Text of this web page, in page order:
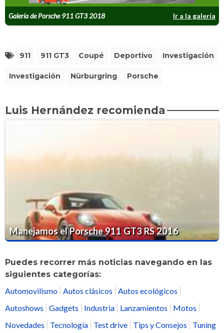
Galería de Porsche 911 GT3 2018 Ir a la galería
911 911 GT3 Coupé Deportivo Investigación
Investigación Nürburgring Porsche
Luis Hernández recomienda
Manejamos el Porsche 911 GT3 RS 2016
Puedes recorrer más noticias navegando en las
siguientes categorías:
Automovilismo Autos clásicos
Autos ecológicos
Autoshows
Gadgets Industria Lanzamientos
Motos
Novedades
Tecnología Test drive Tips y Consejos Tuning